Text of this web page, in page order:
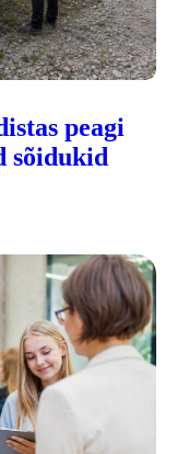
peagi
sõidukid